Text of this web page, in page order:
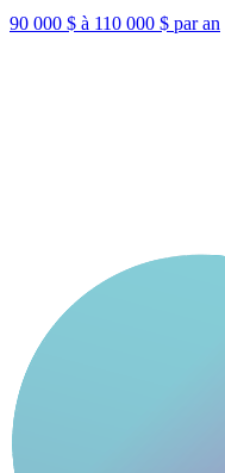
90 000 $ à 110 000 $ par an